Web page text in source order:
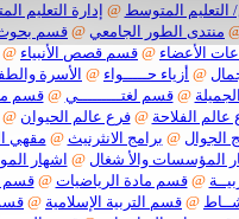
المتوسط @ إدارة التعليم
منتدى الطور الجامعي @ قسم بحوث
الأعضاء @ قسم قصص الأنبياء @
@ أزياء حـــــواء @ الأسرة
@قسم لغتـــــــــي @قسم
عالم الفلاحة @فرع عالم الحيوان
الجوال @ برامج الانثرنيث @ مقهي
المؤسسات والأ شغال @ اشهار
@قسم مادة الرياضيات @قسم
@ قسم التربية الإسلامية @ قسم